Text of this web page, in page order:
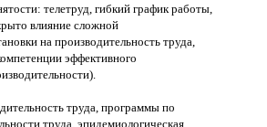
телетруд, гибкий график работы,
влияние сложной
на производительность труда,
эффективного
труда, программы по
труда, эпидемиологическая